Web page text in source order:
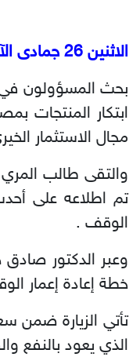
الاثنين 26 جمادى الآخرة 1434هـ 6 مايو 2013م
بحث المسؤولون في
ابتكار المنتجات
مجال الاستثمار
والتقى طالب المري
تم اطلاعه على
الوقف .
وعبر الدكتور صادق
خطة إعادة إعمار
تأتي الزيارة ضمن
الذي يعود بالنفع